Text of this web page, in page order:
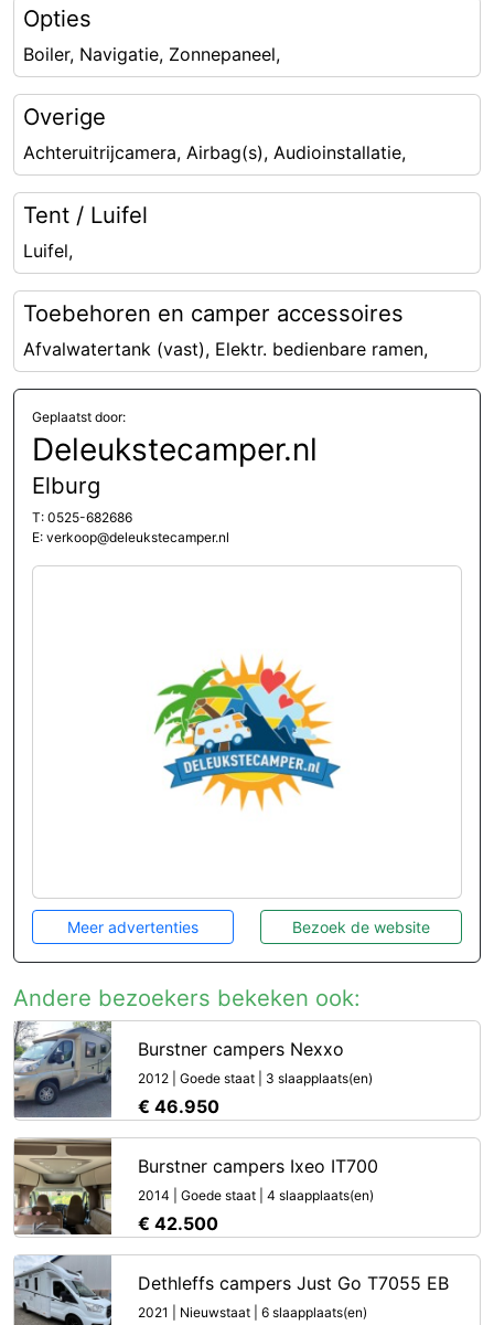
Opties
Boiler, Navigatie, Zonnepaneel,
Overige
Achteruitrijcamera, Airbag(s), Audioinstallatie,
Tent / Luifel
Luifel,
Toebehoren en camper accessoires
Afvalwatertank (vast), Elektr. bedienbare ramen,
Geplaatst door:
Deleukstecamper.nl
Elburg
T: 0525-682686
E: verkoop@deleukstecamper.nl
Meer advertenties Bezoek de website
Andere bezoekers bekeken ook:
Burstner campers Nexxo
2012 | Goede staat | 3 slaapplaats(en)
€ 46.950
Burstner campers Ixeo IT700
2014 | Goede staat | 4 slaapplaats(en)
€ 42.500
Dethleffs campers Just Go T7055 EB
2021 | Nieuwstaat | 6 slaapplaats(en)